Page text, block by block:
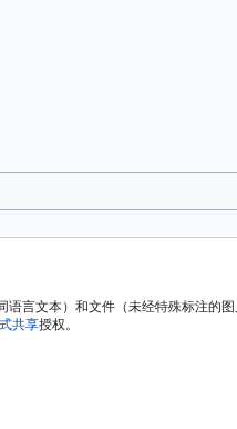
言文本）和文件（未经特殊标注的
共享授权。